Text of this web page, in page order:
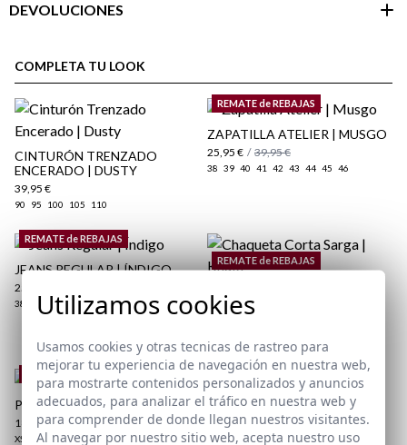
Paquetes y envíos
DEVOLUCIONES
cliente
COMPLETA TU LOOK
CINTURÓN TRENZADO
ENCERADO | DUSTY
39,95 €
90 95 100 105 110
REMATE de REBAJAS
ZAPATILLA ATELIER | MUSGO
25,95 € / 39,95 €
38 39 40 41 42 43 44 45 46
REMATE de REBAJAS
JEANS REGULAR | ÍNDIGO
25,95 €
38 46 48 50 52 54
REMATE de REBAJAS
CHAQUETA CORTA SARGA |
KHAKI
XS M 2XL
REMATE de REBAJAS
POLO BÁSICO | COBALTO
18,95 € / 24,95 €
XS M L XL 2XL 3XL
POLO BÁSICO | BURGUNDY
19,95 € 24,95 €
XS S M L 2XL 3XL
Utilizamos cookies
Usamos cookies y otras tecnicas de rastreo para
mejorar tu experiencia de navegación en nuestra web,
para mostrarte contenidos personalizados y anuncios
adecuados, para analizar el tráfico en nuestra web y
para comprender de donde llegan nuestros visitantes.
Al navegar por nuestro sitio web, acepta nuestro uso